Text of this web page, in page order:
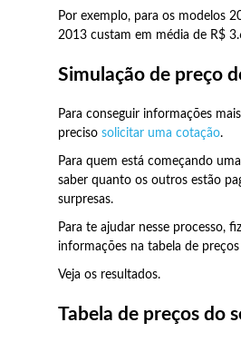
Por exemplo, para os modelos
2013 custam em média de R$
Simulação de preço
Para conseguir informações
precisosolicitar uma cotação.
Para quem está começando
saber quanto os outros estão
surpresas.
Para te ajudar nesse processo,
informações na tabela de
Veja os resultados.
Tabela de preços do